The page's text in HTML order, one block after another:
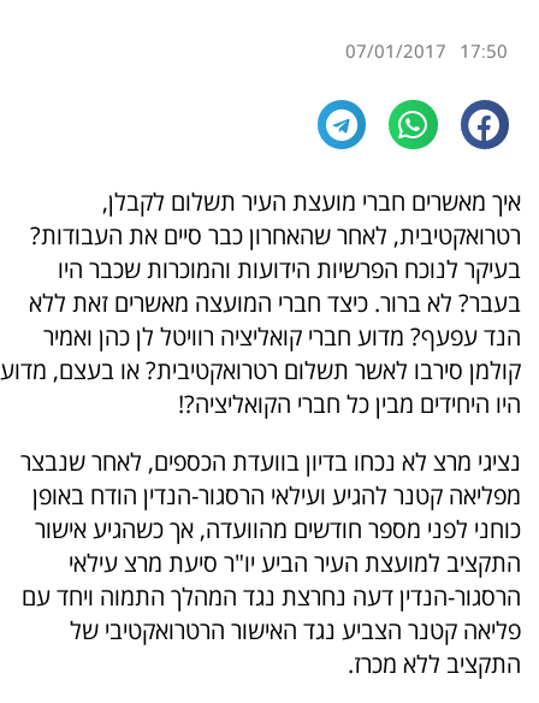
17:50
07/01/2017
איך מאשרים חברי מועצת העיר תשלום לקבלן,
רטרואקטיבית, לאחר שהאחרון כבר סיים את העבודות?
בעיקר לנוכח הפרשיות הידועות והמוכרות שכבר היו
בעבר? לא ברור. כיצד חברי המועצה מאשרים זאת ללא
הנד עפעף? מדוע חברי קואליציה רוויטל לן כהן ואמיר
קולמן סירבו לאשר תשלום רטרואקטיבית? או בעצם, מדוע
היו היחידים מבין כל חברי הקואליציה?!
נציגי מרצ לא נכחו בדיון בוועדת הכספים, לאחר שנבצר
מפליאה קטנר להגיע ועילאי הרסגור-הנדין הודח באופן
כוחני לפני מספר חודשים מהוועדה, אך כשהגיע אישור
התקציב למועצת העיר הביע יו"ר סיעת מרצ עילאי
הרסגור-הנדין דעה נחרצת נגד המהלך התמוה ויחד עם
פליאה קטנר הצביע נגד האישור הרטרואקטיבי של
התקציב ללא מכרז.